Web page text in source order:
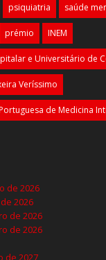
psiquiatria saúde
prémio INEM
e Universitário de
Veríssimo
de Medicina
de 2026
2026
de 2026
de 2026
de 2027